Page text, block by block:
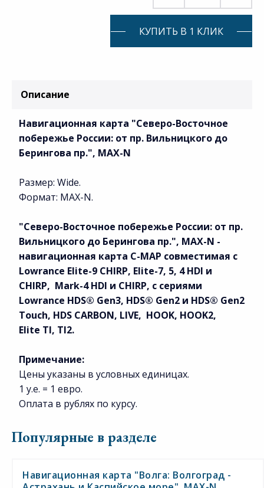
КУПИТЬ В 1 КЛИК
Описание
Навигационная карта "Северо-Восточное
побережье России: от пр. Вильницкого до
Берингова пр.", MAX-N
Размер: Wide.
Формат: MAX-N.
"Северо-Восточное побережье России: от пр.
Вильницкого до Берингова пр.", MAX-N -
навигационная карта C-MAP совместимая с
Lowrance Elite-9 CHIRP, Elite-7, 5, 4 HDI и
CHIRP, Mark-4 HDI и CHIRP, с сериями
Lowrance HDS® Gen3, HDS® Gen2 и HDS® Gen2
Touch, HDS CARBON, LIVE, HOOK, HOOK2,
Elite TI, TI2.
Примечание:
Цены указаны в условных единицах.
1 у.е. = 1 евро.
Оплата в рублях по курсу.
Популярные в разделе
Навигационная карта "Волга: Волгоград -